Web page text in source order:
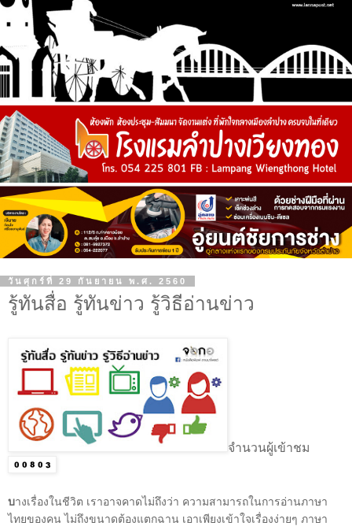
วันศุกร์ที่ 29 กันยายน พ.ศ. 2560
รู้ทันสื่อ รู้ทันข่าว รู้วิธีอ่านข่าว
จำนวนผู้เข้าชม
บางเรื่องในชีวิต เราอาจคาดไม่ถึงว่า ความสามารถในการอ่านภาษา
ไทยของคน ไม่ถึงขนาดต้องแตกฉาน เอาเพียงเข้าใจเรื่องง่ายๆ ภาษา